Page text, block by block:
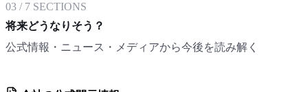
03 / 7 SECTIONS
将来どうなりそう？
公式情報・ニュース・メディアから今後を読み解く